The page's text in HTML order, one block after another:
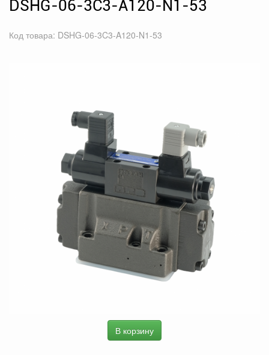
DSHG-06-3C3-A120-N1-53
Код товара: DSHG-06-3C3-A120-N1-53
В корзину